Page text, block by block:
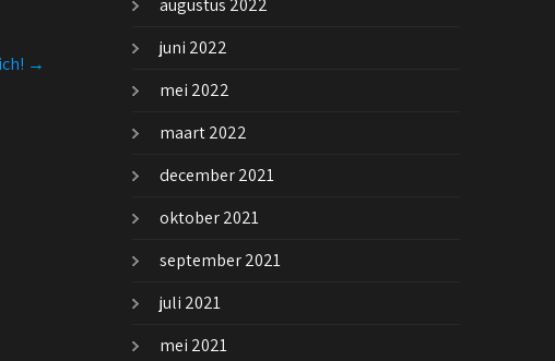
→
augustus 2022
juni 2022
mei 2022
maart 2022
december 2021
oktober 2021
september 2021
juli 2021
mei 2021